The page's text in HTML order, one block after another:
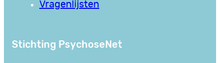
Vragenlijsten
Stichting PsychoseNet